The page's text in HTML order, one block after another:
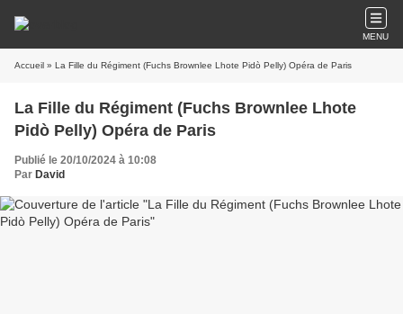
MENU
Accueil » La Fille du Régiment (Fuchs Brownlee Lhote Pidò Pelly) Opéra de Paris
La Fille du Régiment (Fuchs Brownlee Lhote
Pidò Pelly) Opéra de Paris
Publié le 20/10/2024 à 10:08
Par David